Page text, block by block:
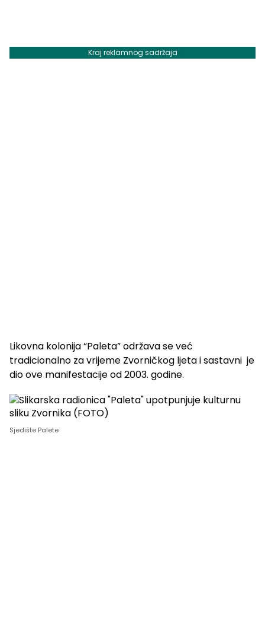
Kraj reklamnog sadržaja
Likovna kolonija “Paleta” održava se već
tradicionalno za vrijeme Zvorničkog ljeta i sastavni je
dio ove manifestacije od 2003. godine.
Sjedište Palete